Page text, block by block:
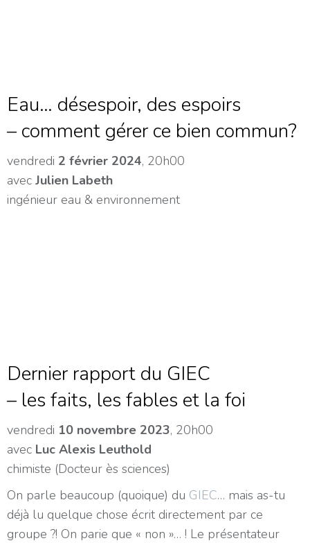
Eau… désespoir, des espoirs
– comment gérer ce bien commun?
vendredi 2 février 2024, 20h00
avec Julien Labeth
ingénieur eau & environnement
Dernier rapport du GIEC
– les faits, les fables et la foi
vendredi 10 novembre 2023, 20h00
avec Luc Alexis Leuthold
chimiste (Docteur ès sciences)
On parle beaucoup (quoique) du GIEC… mais as-tu
déjà lu quelque chose écrit directement par ce
groupe ?! On parie que « non »… ! Le présentateur